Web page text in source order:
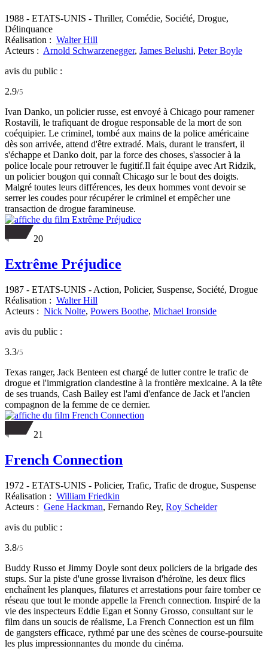
1988 - ETATS-UNIS - Thriller, Comédie, Société, Drogue,
Délinquance
Réalisation : Walter Hill
Acteurs : Arnold Schwarzenegger, James Belushi, Peter Boyle
avis du public :
2.9/5
Ivan Danko, un policier russe, est envoyé à Chicago pour ramener
Rostavili, le trafiquant de drogue responsable de la mort de son
coéquipier. Le criminel, tombé aux mains de la police américaine
dès son arrivée, attend d'être extradé. Mais, durant le transfert, il
s'échappe et Danko doit, par la force des choses, s'associer à la
police locale pour retrouver le fugitif.Il fait équipe avec Art Ridzik,
un policier bougon qui connaît Chicago sur le bout des doigts.
Malgré toutes leurs différences, les deux hommes vont devoir se
serrer les coudes pour récupérer le criminel et empêcher une
transaction de drogue faramineuse.
20
Extrême Préjudice
1987 - ETATS-UNIS - Action, Policier, Suspense, Société, Drogue
Réalisation : Walter Hill
Acteurs : Nick Nolte, Powers Boothe, Michael Ironside
avis du public :
3.3/5
Texas ranger, Jack Benteen est chargé de lutter contre le trafic de
drogue et l'immigration clandestine à la frontière mexicaine. A la tête
de ses truands, Cash Bailey est l'ami d'enfance de Jack et l'ancien
compagnon de la femme de ce dernier.
21
French Connection
1972 - ETATS-UNIS - Policier, Trafic, Trafic de drogue, Suspense
Réalisation : William Friedkin
Acteurs : Gene Hackman, Fernando Rey, Roy Scheider
avis du public :
3.8/5
Buddy Russo et Jimmy Doyle sont deux policiers de la brigade des
stups. Sur la piste d'une grosse livraison d'héroïne, les deux flics
enchaînent les planques, filatures et arrestations pour faire tomber ce
réseau que tout le monde appelle la French connection. Inspiré de la
vie des inspecteurs Eddie Egan et Sonny Grosso, consultant sur le
film dans un soucis de réalisme, La French Connection est un film
de gangsters efficace, rythmé par une des scènes de course-poursuite
les plus impressionnantes du monde du cinéma.